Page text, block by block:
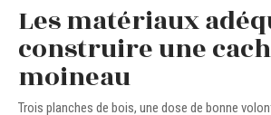
Les matériaux
construire une
moineau
Trois planches de bois, une dose de bonne